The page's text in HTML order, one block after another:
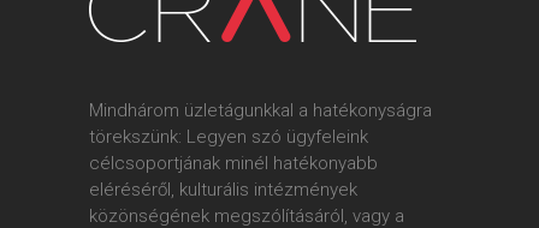
Mindhárom üzletágunkkal a hatékonyságra
törekszünk: Legyen szó ügyfeleink
célcsoportjának minél hatékonyabb
eléréséről, kulturális intézmények
közönségének megszólításáról, vagy a